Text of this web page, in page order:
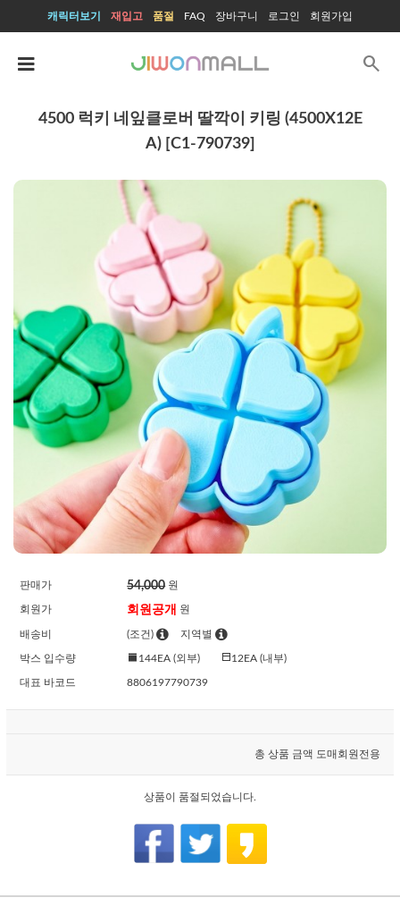
캐릭터보기 재입고 품절 FAQ 장바구니 로그인 회원가입
search
4500 럭키 네잎클로버 딸깍이 키링 (4500X12E
A) [C1-790739]
판매가 54,000원
회원가 회원공개 원
배송비 (조건) 지역별
박스 입수량 144EA (외부) 12EA (내부)
대표 바코드 8806197790739
총 상품 금액 도매회원전용
상품이 품절되었습니다.